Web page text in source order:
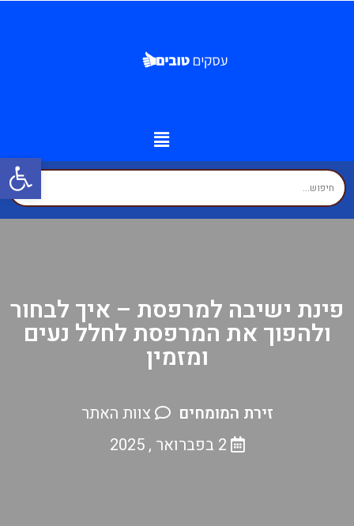
פינת ישיבה למרפסת – איך לבחור
ולהפוך את המרפסת לחלל נעים
ומזמין
זירת המומחים
צוות האתר
2 בפברואר , 2025